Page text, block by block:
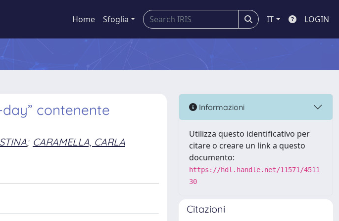
Home Sfoglia IT LOGIN
contenente
; CARAMELLA, CARLA
Informazioni
Utilizza questo identificativo per
citare o creare un link a questo
documento:
https://hdl.handle.net/11571/4511
30
Citazioni